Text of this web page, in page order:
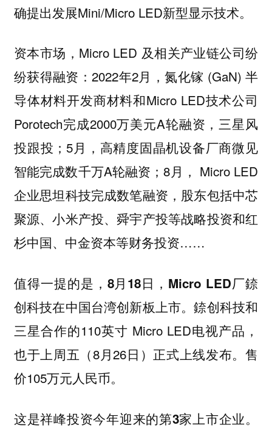
确提出发展Mini/Micro LED新型显示技术。
资本市场，Micro LED 及相关产业链公司纷
纷获得融资：2022年2月，氮化镓 (GaN) 半
导体材料开发商材料和Micro LED技术公司
Porotech完成2000万美元A轮融资，三星风
投跟投；5月，高精度固晶机设备厂商微见
智能完成数千万A轮融资；8月， Micro LED
企业思坦科技完成数笔融资，股东包括中芯
聚源、小米产投、舜宇产投等战略投资和红
杉中国、中金资本等财务投资……
值得一提的是， 8月18日，Micro LED厂錼
创科技在中国台湾创新板上市。錼创科技和
三星合作的110英寸 Micro LED电视产品，
也于上周五（8月26日）正式上线发布。售
价105万元人民币。
这是祥峰投资今年迎来的第3家上市企业。